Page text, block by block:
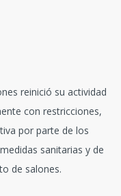
reinició su actividad
con restricciones,
por parte de los
sanitarias y de
de salones.